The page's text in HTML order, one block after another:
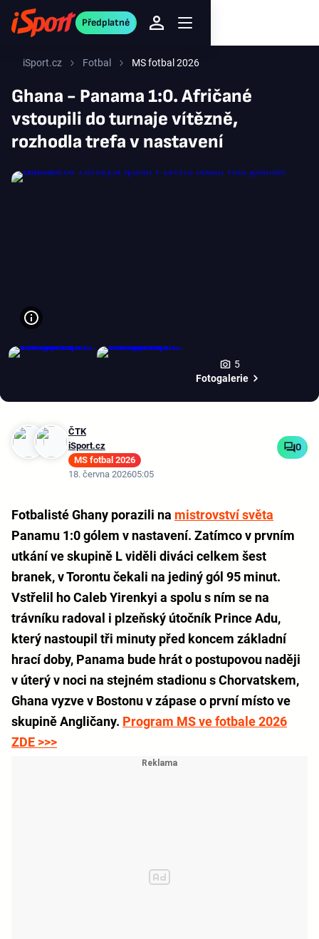
Předplatné
iSport.cz Fotbal MS fotbal 2026
Ghana - Panama 1:0. Afričané
vstoupili do turnaje vítězně,
rozhodla trefa v nastavení
5
Fotogalerie
ČTK
iSport.cz
MS fotbal 2026
18. června 202605:05
0
Fotbalisté Ghany porazili na mistrovství světa
Panamu 1:0 gólem v nastavení. Zatímco v prvním
utkání ve skupině L viděli diváci celkem šest
branek, v Torontu čekali na jediný gól 95 minut.
Vstřelil ho Caleb Yirenkyi a spolu s ním se na
trávníku radoval i plzeňský útočník Prince Adu,
který nastoupil tři minuty před koncem základní
hrací doby, Panama bude hrát o postupovou naději
v úterý v noci na stejném stadionu s Chorvatskem,
Ghana vyzve v Bostonu v zápase o první místo ve
skupině Angličany. Program MS ve fotbale 2026
ZDE >>>